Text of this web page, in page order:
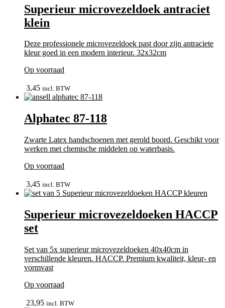
Superieur microvezeldoek antraciet
klein
Deze professionele microvezeldoek past door zijn antraciete
kleur goed in een modern interieur. 32x32cm
Op voorraad
3,45 incl. BTW
Alphatec 87-118
Zwarte Latex handschoenen met gerold boord. Geschikt voor
werken met chemische middelen op waterbasis.
Op voorraad
heeft
variaties.
Deze
gekozen
worden
op
3,45 incl. BTW
Superieur microvezeldoeken HACCP
set
Set van 5x superieur microvezeldoeken 40x40cm in
verschillende kleuren. HACCP. Premium kwaliteit, kleur- en
vormvast
Op voorraad
23,95 incl. BTW